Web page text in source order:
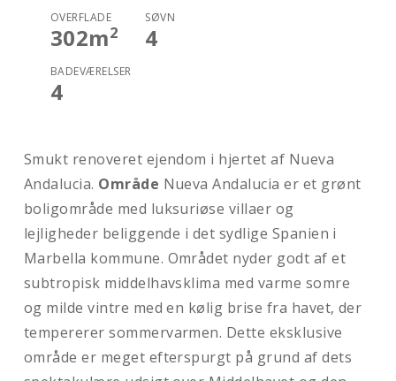
OVERFLADE
302m2
SØVN
4
BADEVÆRELSER
4
Smukt renoveret ejendom i hjertet af Nueva
Andalucia. Område Nueva Andalucia er et grønt
boligområde med luksuriøse villaer og
lejligheder beliggende i det sydlige Spanien i
Marbella kommune. Området nyder godt af et
subtropisk middelhavsklima med varme somre
og milde vintre med en kølig brise fra havet, der
tempererer sommervarmen. Dette eksklusive
område er meget efterspurgt på grund af dets